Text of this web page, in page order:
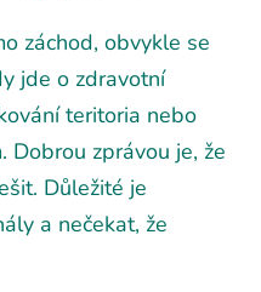
záchod, obvykle se
jde o zdravotní
teritoria nebo
Dobrou zprávou je, že
Důležité je
a nečekat, že